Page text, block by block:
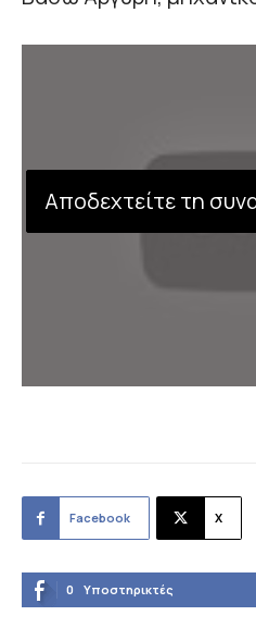
Αποδεχτείτε τη
Facebook X
0 Υποστηρικτές